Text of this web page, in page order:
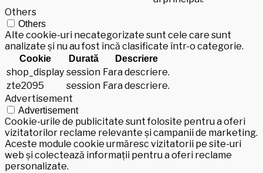
Others
Others
Alte cookie-uri necategorizate sunt cele care sunt
analizate și nu au fost încă clasificate într-o categorie.
Cookie Durată Descriere
shop_display session Fara descriere.
zte2095
session Fara descriere.
Advertisement
Advertisement
Cookie-urile de publicitate sunt folosite pentru a oferi
vizitatorilor reclame relevante și campanii de marketing.
Aceste module cookie urmăresc vizitatorii pe site-uri
web și colectează informații pentru a oferi reclame
personalizate.